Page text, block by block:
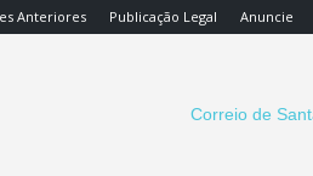
Anteriores Publicação Legal Anuncie